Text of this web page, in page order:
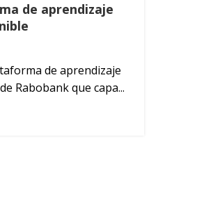
de aprendizaje
de aprendizaje
Rabobank que capa...